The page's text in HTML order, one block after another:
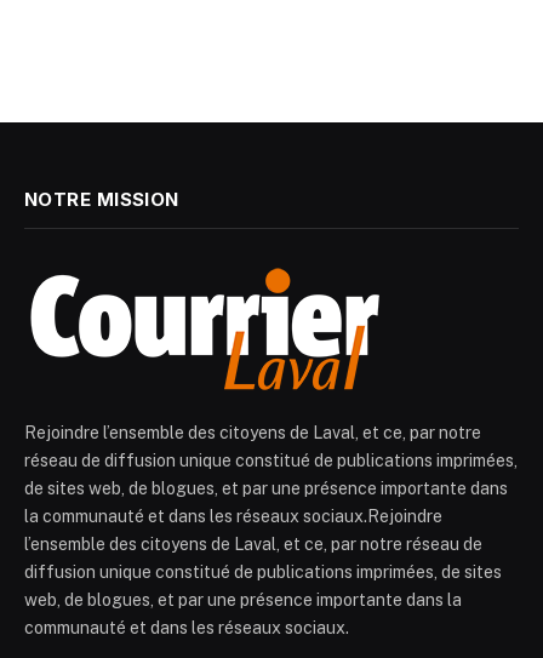
NOTRE MISSION
Rejoindre l’ensemble des citoyens de Laval, et ce, par notre
réseau de diffusion unique constitué de publications imprimées,
de sites web, de blogues, et par une présence importante dans
la communauté et dans les réseaux sociaux.Rejoindre
l’ensemble des citoyens de Laval, et ce, par notre réseau de
diffusion unique constitué de publications imprimées, de sites
web, de blogues, et par une présence importante dans la
communauté et dans les réseaux sociaux.